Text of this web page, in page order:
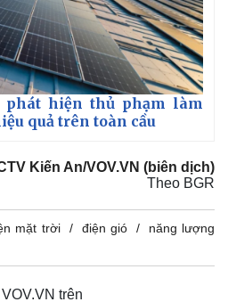
phát hiện thủ phạm làm
quả trên toàn cầu
Kiến An/VOV.VN (biên dịch)
Theo BGR
mặt trời điện gió
năng lượng
trên